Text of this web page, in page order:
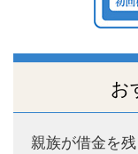
お
親族が借金を